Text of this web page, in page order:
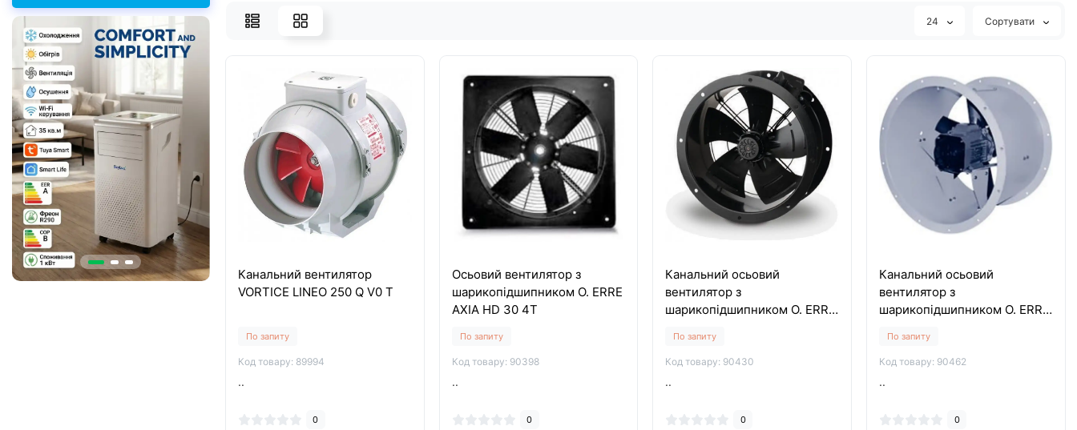
24 Сортувати
Канальний вентилятор
VORTICE LINEO 250 Q V0 T
По запиту
Код товару: 89994
..
0
Осьовий вентилятор з
шарикопідшипником O. ERRE
AXIA HD 30 4T
По запиту
Код товару: 90398
..
0
Канальний осьовий
вентилятор з
шарикопідшипником O. ERRE
По запиту
Код товару: 90430
..
0
Канальний осьовий
вентилятор з
шарикопідшипником O. ERRE
По запиту
Код товару: 90462
..
0